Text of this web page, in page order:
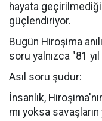
hayata
güçlendiriyor.
Bugün Hiroşima
soru yalnızca "81
Asıl soru şudur:
İnsanlık,
mı yoksa